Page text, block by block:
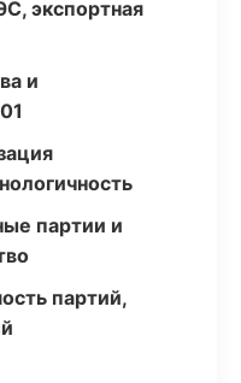
экспортная
и
партии и
партий,